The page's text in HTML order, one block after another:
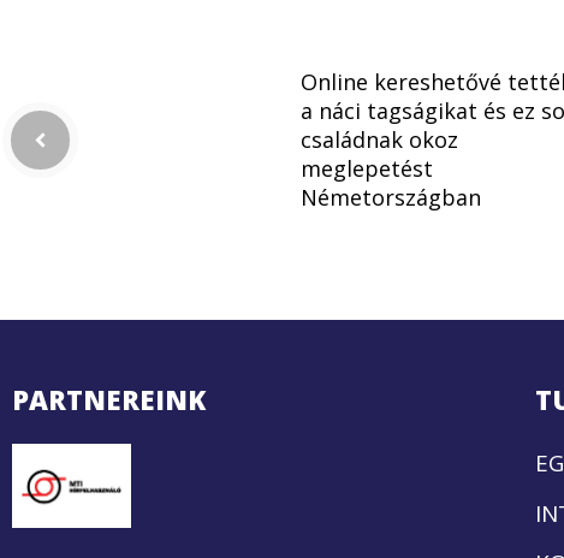
Online kereshetővé
a náci tagságikat és ez
családnak okoz
meglepetést
Németországban
PARTNEREINK